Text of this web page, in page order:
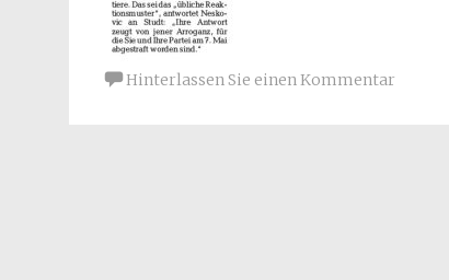
Hinterlassen Sie einen Kommentar